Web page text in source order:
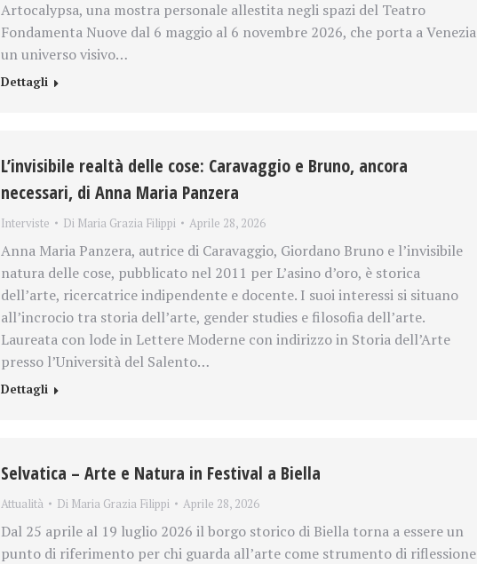
Artocalypsa, una mostra personale allestita negli spazi del Teatro
Fondamenta Nuove dal 6 maggio al 6 novembre 2026, che porta a Venezia
un universo visivo…
Dettagli
L’invisibile realtà delle cose: Caravaggio e Bruno, ancora
necessari, di Anna Maria Panzera
Interviste Di Maria Grazia Filippi Aprile 28, 2026
Anna Maria Panzera, autrice di Caravaggio, Giordano Bruno e l’invisibile
natura delle cose, pubblicato nel 2011 per L’asino d’oro, è storica
dell’arte, ricercatrice indipendente e docente. I suoi interessi si situano
all’incrocio tra storia dell’arte, gender studies e filosofia dell’arte.
Laureata con lode in Lettere Moderne con indirizzo in Storia dell’Arte
presso l’Università del Salento…
Dettagli
Selvatica – Arte e Natura in Festival a Biella
Attualità Di Maria Grazia Filippi Aprile 28, 2026
Dal 25 aprile al 19 luglio 2026 il borgo storico di Biella torna a essere un
punto di riferimento per chi guarda all’arte come strumento di riflessione